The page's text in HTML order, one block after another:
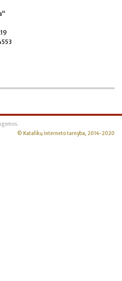
© Katalikų interneto tarnyba, 2014-2020